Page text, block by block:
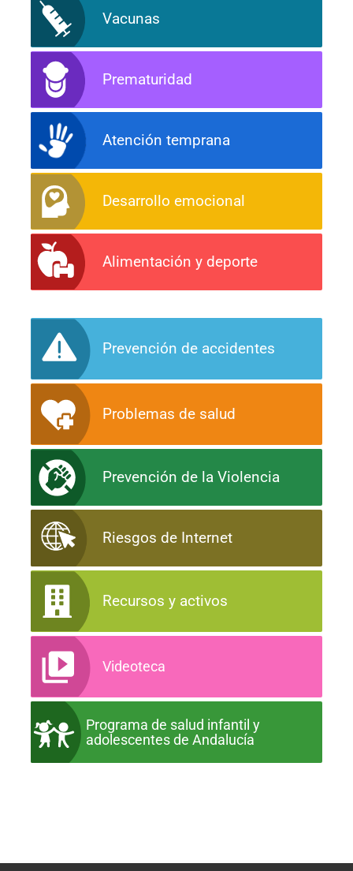
Vacunas
Prematuridad
Atención temprana
Desarrollo emocional
Alimentación y deporte
Prevención de accidentes
Problemas de salud
Prevención de la Violencia
Riesgos de Internet
Recursos y activos
Videoteca
Programa de salud infantil y
adolescentes de Andalucía